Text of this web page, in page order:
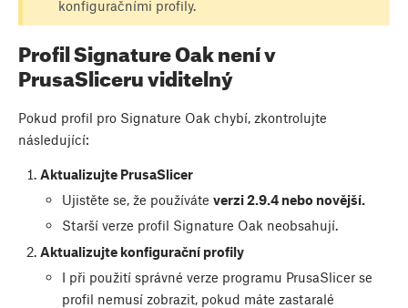
konfiguračními profily.
Profil Signature Oak není v
PrusaSliceru viditelný
Pokud profil pro Signature Oak chybí, zkontrolujte
následující:
Aktualizujte PrusaSlicer
Ujistěte se, že používáte verzi 2.9.4 nebo novější.
Starší verze profil Signature Oak neobsahují.
Aktualizujte konfigurační profily
I při použití správné verze programu PrusaSlicer se
profil nemusí zobrazit, pokud máte zastaralé